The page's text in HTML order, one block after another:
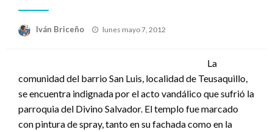
Iván Briceño
Publicado
lunes mayo 7, 2012
La
comunidad del barrio San Luis, localidad de Teusaquillo,
se encuentra indignada por el acto vandálico que sufrió la
parroquia del Divino Salvador. El templo fue marcado
con pintura de spray, tanto en su fachada como en la